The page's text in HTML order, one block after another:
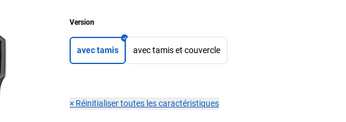
Version
avec tamis avec tamis et couvercle
× Réinitialiser toutes les caractéristiques